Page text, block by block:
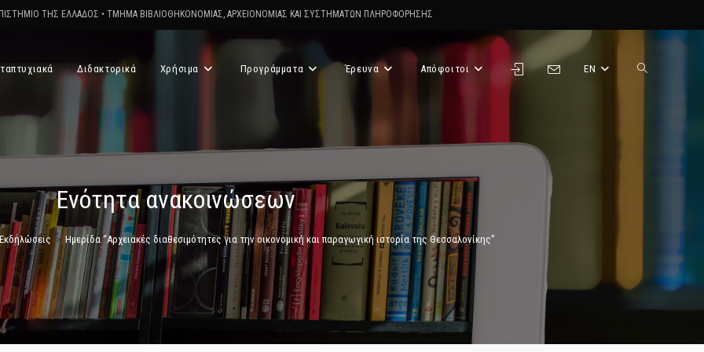
ΤΗΣ ΕΛΛΑΔΟΣ • ΤΜΗΜΑ ΒΙΒΛΙΟΘΗΚΟΝΟΜΙΑΣ, ΑΡΧΕΙΟΝΟΜΙΑΣ ΚΑΙ ΣΥΣΤΗΜΑΤΩΝ ΠΛΗΡΟΦΟΡΗΣΗΣ
Διδακτορικά Χρήσιμα Προγράμματα Έρευνα Απόφοιτοι EN Toggle
Ενότητα ανακοινώσεων
> Ημερίδα “Αρχειακές διαθεσιμότητες για την οικονομική και παραγωγική ιστορία της Θεσσαλονίκης”